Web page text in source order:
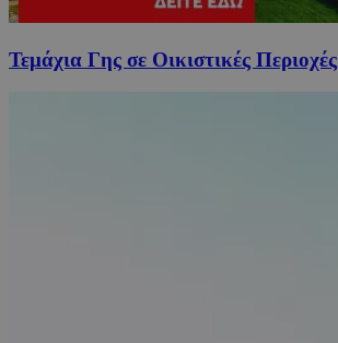
Τεμάχια Γης σε Οικιστικές Περιοχές